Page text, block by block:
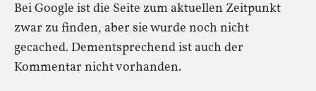
Bei Google ist die Seite zum aktuellen Zeitpunkt
zwar zu finden, aber sie wurde noch nicht
gecached. Dementsprechend ist auch der
Kommentar nicht vorhanden.